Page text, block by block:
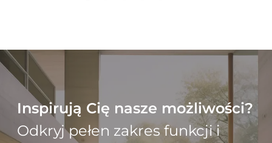
Inspirują Cię nasze możliwości?
Odkryj pełen zakres funkcji i